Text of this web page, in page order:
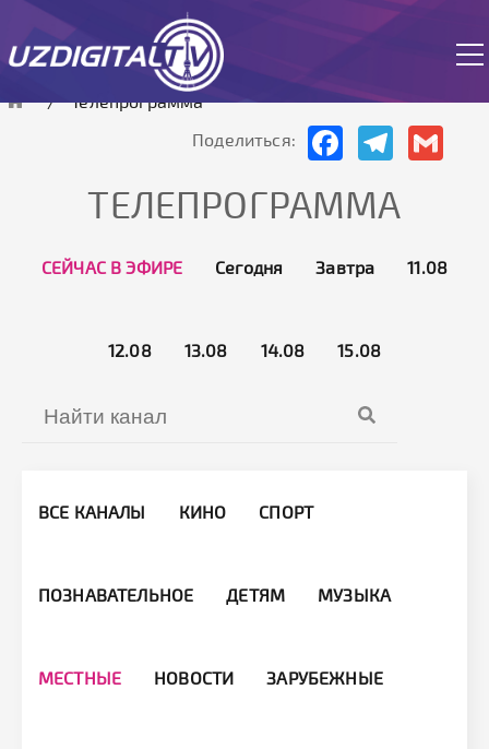
в тестовом режиме.
Телепрограмма
Поделиться:
FacebookTelegram
ТЕЛЕПРОГРАММА
СЕЙЧАС В ЭФИРЕ Сегодня Завтра 11.08
12.08 13.08 14.08 15.08
ВСЕ КАНАЛЫ КИНО СПОРТ
ПОЗНАВАТЕЛЬНОЕ ДЕТЯМ МУЗЫКА
МЕСТНЫЕ НОВОСТИ ЗАРУБЕЖНЫЕ